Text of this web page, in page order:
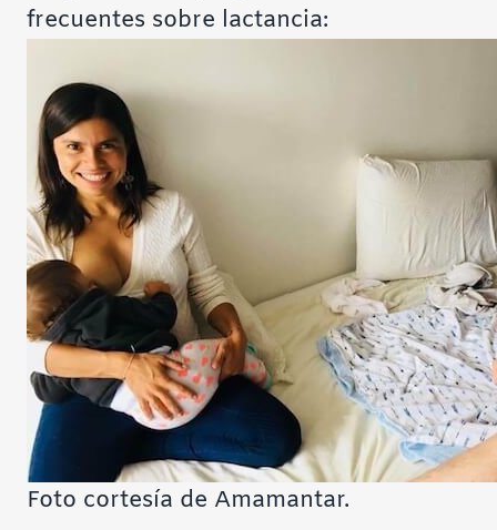
frecuentes sobre lactancia:
Foto cortesía de Amamantar.